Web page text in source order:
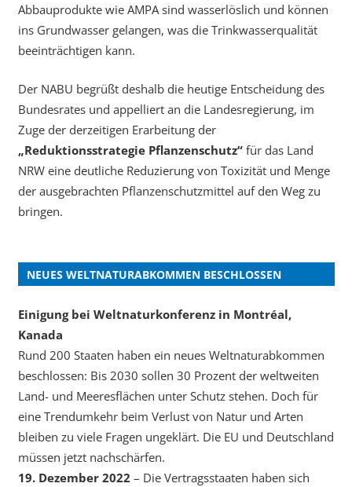
Abbauprodukte wie AMPA sind wasserlöslich und können
ins Grundwasser gelangen, was die Trinkwasserqualität
beeinträchtigen kann.
Der NABU begrüßt deshalb die heutige Entscheidung des
Bundesrates und appelliert an die Landesregierung, im
Zuge der derzeitigen Erarbeitung der
„Reduktionsstrategie Pflanzenschutz“für das Land
NRW eine deutliche Reduzierung von Toxizität und Menge
der ausgebrachten Pflanzenschutzmittel auf den Weg zu
bringen.
NEUES WELTNATURABKOMMEN BESCHLOSSEN
Einigung bei Weltnaturkonferenz in Montréal,
Kanada
Rund 200 Staaten haben ein neues Weltnaturabkommen
beschlossen: Bis 2030 sollen 30 Prozent der weltweiten
Land- und Meeresflächen unter Schutz stehen. Doch für
eine Trendumkehr beim Verlust von Natur und Arten
bleiben zu viele Fragen ungeklärt. Die EU und Deutschland
müssen jetzt nachschärfen.
19. Dezember 2022 – Die Vertragsstaaten haben sich